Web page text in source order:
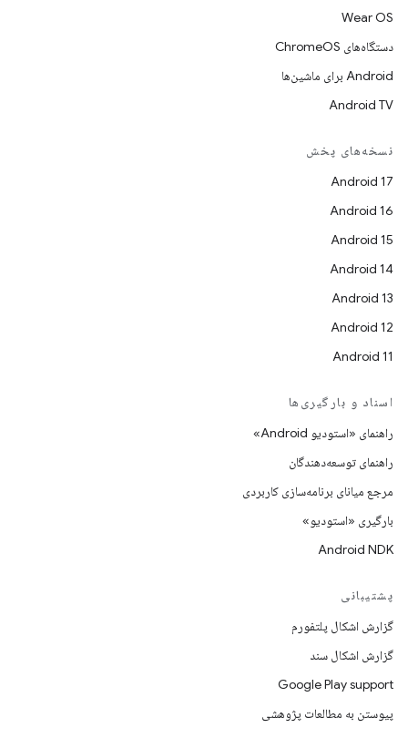
Wear OS
دستگاه‌های ChromeOS
Android برای ماشین‌ها
Android TV
نسخه‌های پخش
Android 17
Android 16
Android 15
Android 14
Android 13
Android 12
Android 11
اسناد و بارگیری‌ها
راهنمای «استودیو Android»
راهنمای توسعه‌دهندگان
مرجع میانای برنامه‌سازی کاربردی
بارگیری «استودیو»
Android NDK
پشتیبانی
گزارش اشکال پلتفورم
گزارش اشکال سند
Google Play support
پیوستن به مطالعات پژوهشی